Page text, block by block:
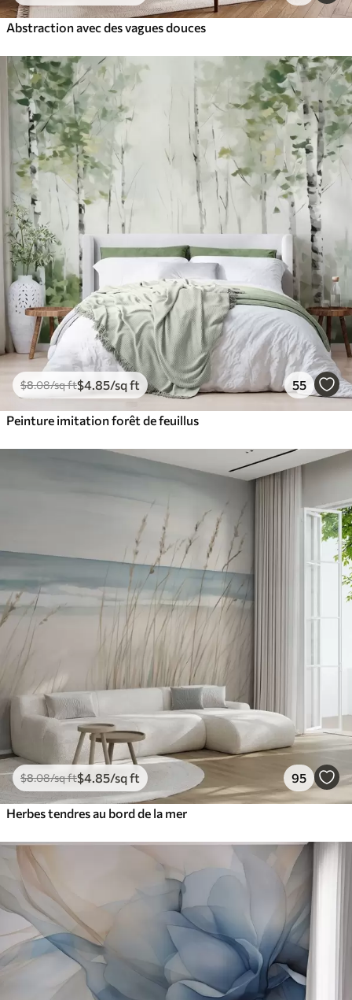
Abstraction avec des vagues douces
$8.08/sq ft$4 .85/sq ft 55
Peinture imitation forêt de feuillus
$8.08/sq ft$4 .85/sq ft 95
Herbes tendres au bord de la mer